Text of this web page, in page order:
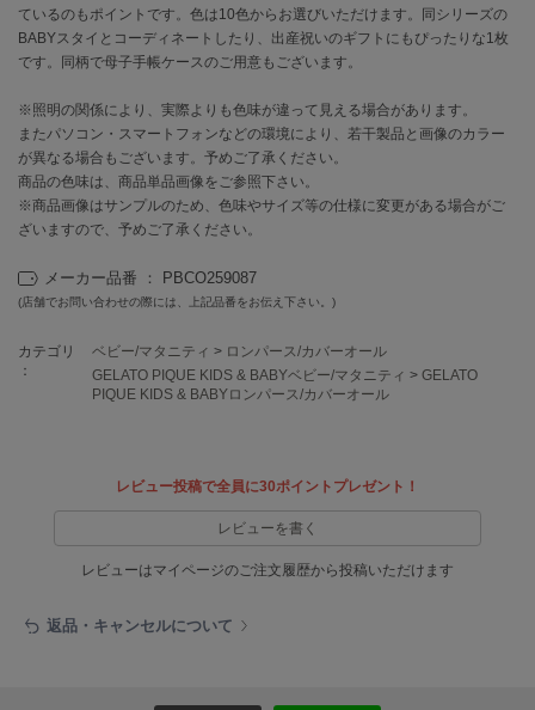
DANSKIN
EIMY ISTOIRE
エイミー イストワール
FILA
ているのもポイントです。色は10色からお選びいただけます。同シリーズの
BABYスタイとコーディネートしたり、出産祝いのギフトにもぴったりな1枚
です。同柄で母子手帳ケースのご用意もございます。
※照明の関係により、実際よりも色味が違って見える場合があります。
またパソコン・スマートフォンなどの環境により、若干製品と画像のカラー
が異なる場合もございます。予めご了承ください。
商品の色味は、商品単品画像をご参照下さい。
※商品画像はサンプルのため、色味やサイズ等の仕様に変更がある場合がご
ざいますので、予めご了承ください。
メーカー品番 ： PBCO259087
(店舗でお問い合わせの際には、上記品番をお伝え下さい。)
カテゴリ
：
ベビー/マタニティ > ロンパース/カバーオール
GELATO PIQUE KIDS & BABYベビー/マタニティ > GELATO
PIQUE KIDS & BABYロンパース/カバーオール
レビュー投稿で全員に30ポイントプレゼント！
レビューを書く
レビューはマイページのご注文履歴から投稿いただけます
返品・キャンセルについて